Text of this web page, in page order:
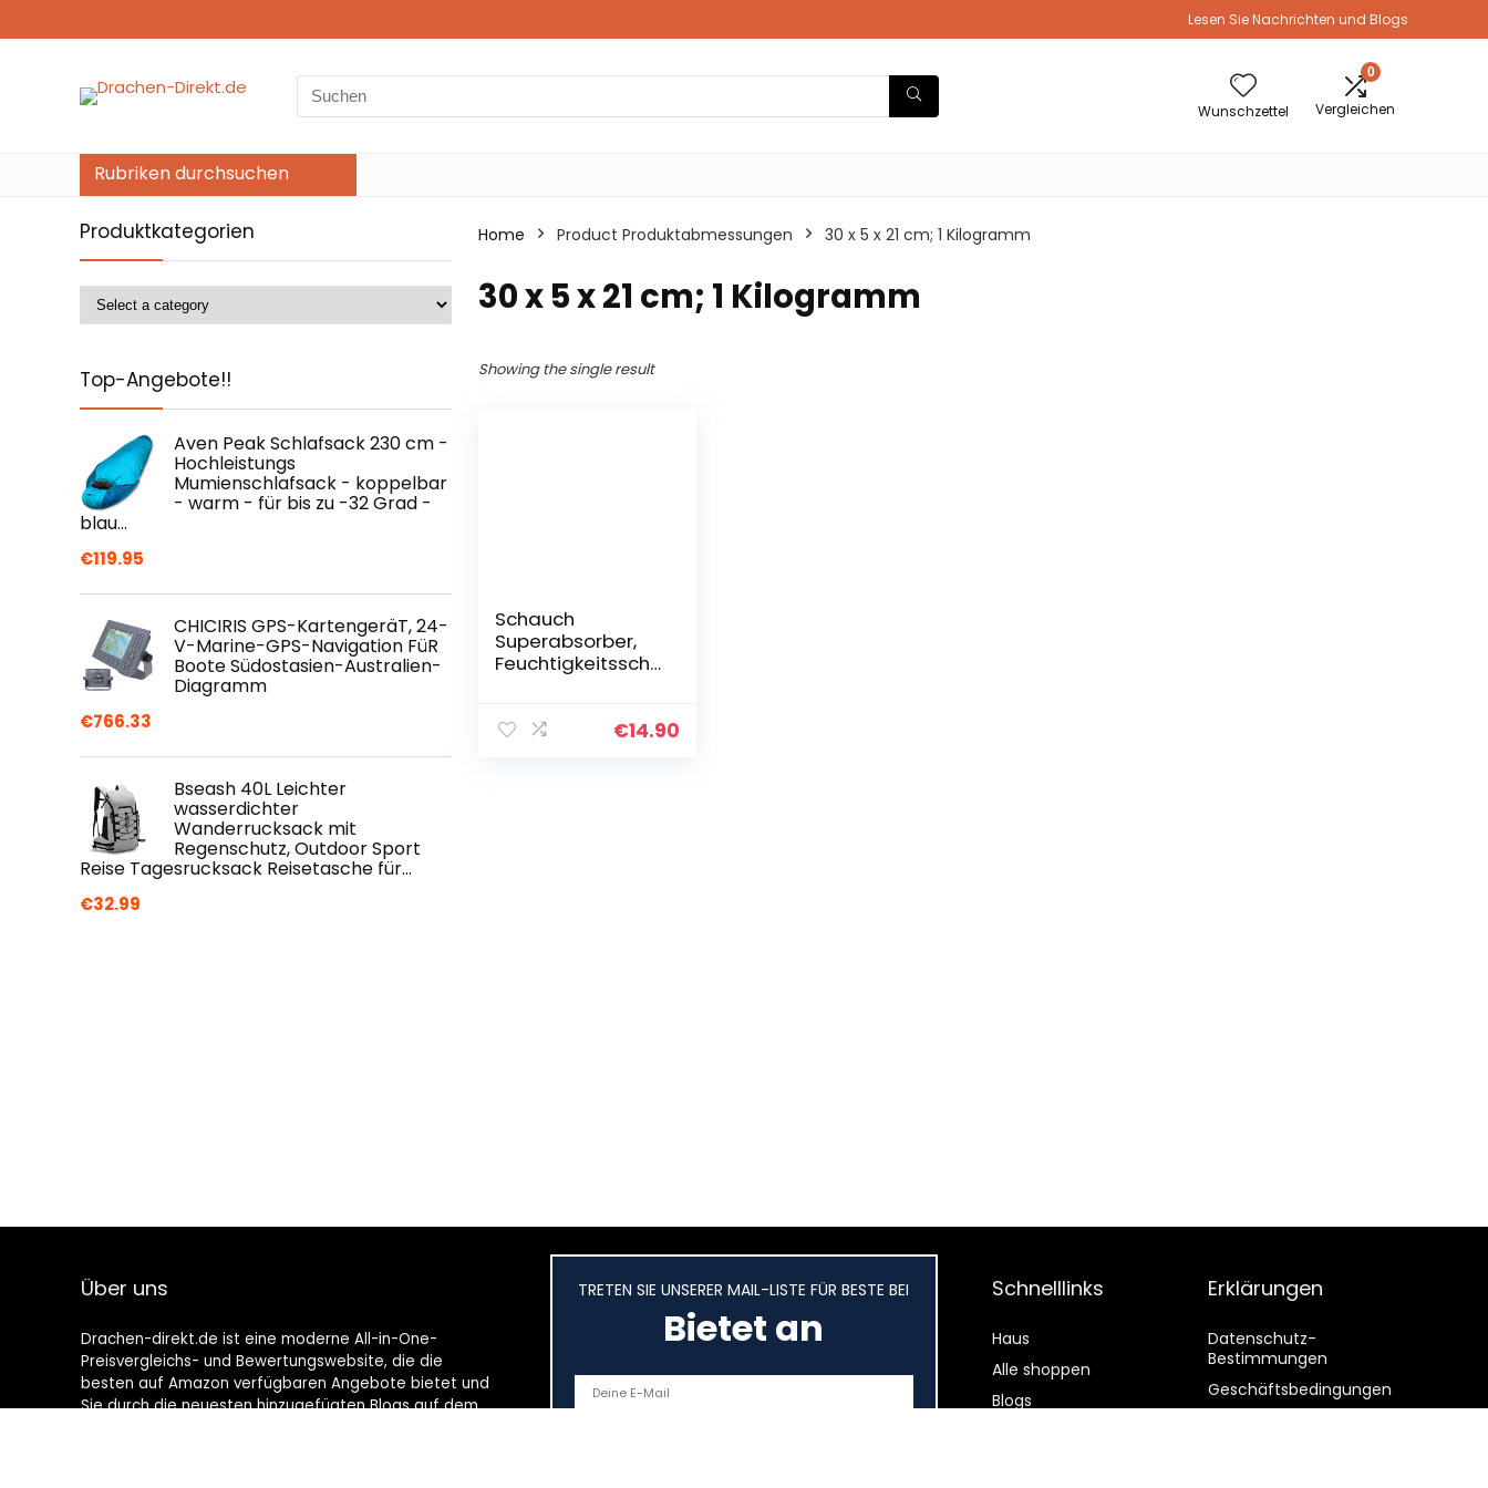
Lesen Sie Nachrichten und Blogs
Search
for:
Wunschzettel
0
Vergleichen
Rubriken durchsuchen
Produktkategorien
Top-Angebote!!
Aven Peak Schlafsack 230 cm -
Hochleistungs
Mumienschlafsack - koppelbar
- warm - für bis zu -32 Grad -
blau…
€119.95
CHICIRIS GPS-KartengeräT, 24-
V-Marine-GPS-Navigation FüR
Boote Südostasien-Australien-
Diagramm
€766.33
Bseash 40L Leichter
wasserdichter
Wanderrucksack mit
Regenschutz, Outdoor Sport
Reise Tagesrucksack Reisetasche für…
€32.99
Home Product Produktabmessungen ‎30 x 5 x 21 cm; 1 Kilogramm
‎30 x 5 x 21 cm; 1 Kilogramm
Showing the single result
Schauch
Superabsorber,
Feuchtigkeitsschü
Urin und KOT, €14.90
Über uns
Drachen-direkt.de ist eine moderne All-in-One-
Preisvergleichs- und Bewertungswebsite, die die
besten auf Amazon verfügbaren Angebote bietet und
Sie durch die neuesten hinzugefügten Blogs auf dem
TRETEN SIE UNSERER MAIL-LISTE FÜR BESTE BEI
Bietet an
Schnelllinks
Haus
Alle shoppen
Blogs
Erklärungen
Datenschutz-
Bestimmungen
Geschäftsbedingungen